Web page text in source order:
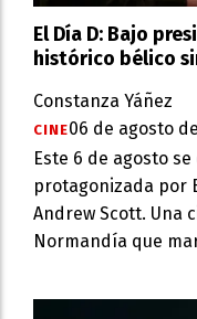
El Día D: Bajo
histórico bélico
Constanza Yáñez
CINE06 de agosto
Este 6 de agosto
protagonizada por
Andrew Scott. Una
Normandía que